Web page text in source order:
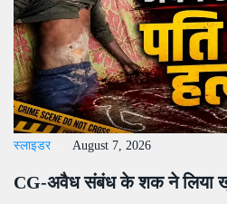
स्लाइडर August 7, 2026
CG-अवैध संबंध के शक ने लिया